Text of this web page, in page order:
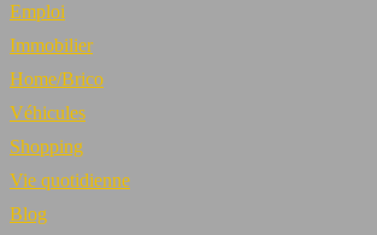
Emploi
Immobilier
Home/Brico
Véhicules
Shopping
Vie quotidienne
Blog